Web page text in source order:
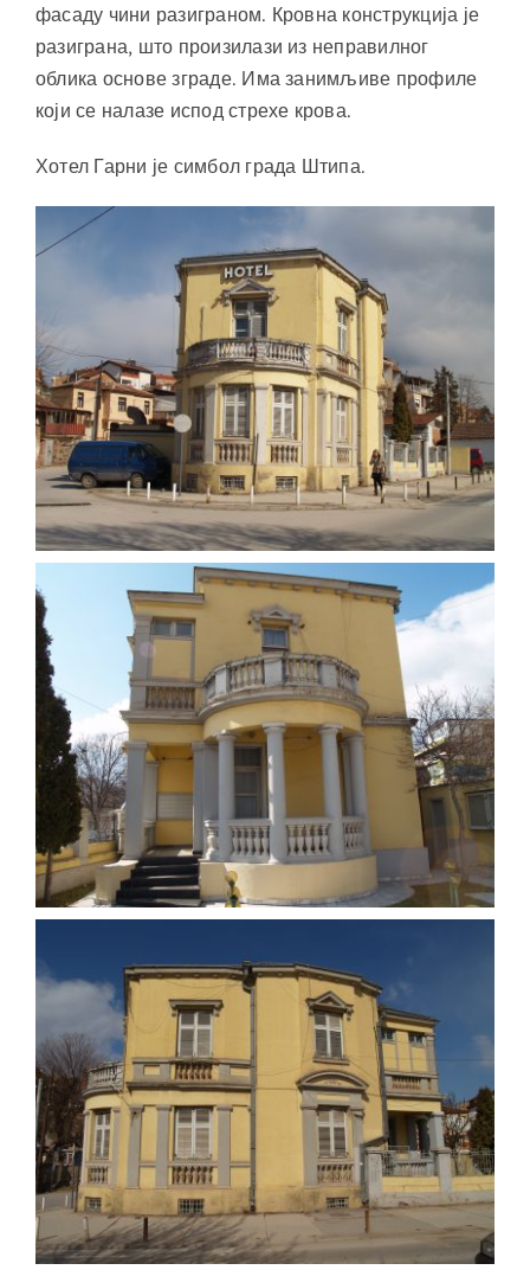
фасаду чини разиграном. Кровна конструкција је
разиграна, што произилази из неправилног
облика основе зграде. Има занимљиве профиле
који се налазе испод стрехе крова.
Хотел Гарни је симбол града Штипа.